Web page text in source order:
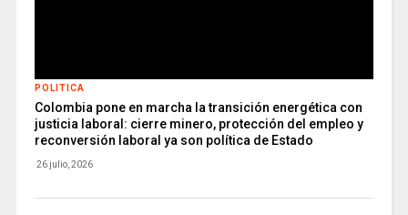
POLITICA
Colombia pone en marcha la transición energética con
justicia laboral: cierre minero, protección del empleo y
reconversión laboral ya son política de Estado
26 julio, 2026